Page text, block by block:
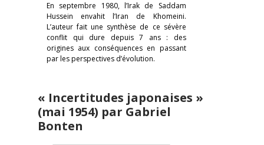
En septembre 1980, l’Irak de Saddam
Hussein envahit l’Iran de Khomeini.
L’auteur fait une synthèse de ce sévère
conflit qui dure depuis 7 ans : des
origines aux conséquences en passant
par les perspectives d’évolution.
« Incertitudes japonaises »
(mai 1954) par Gabriel
Bonten